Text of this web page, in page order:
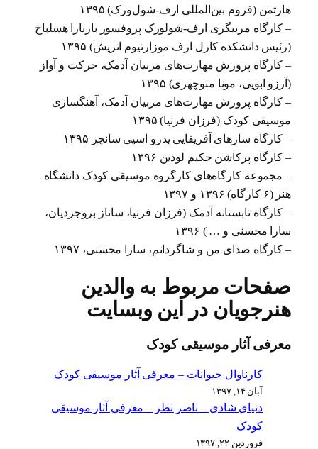
هارتمن (فروم بین‌المللی ارف-شول‌ورک) ۱۳۹۵
– کارگاه مربیگری ارف-شولورک پروفسور باربارا هسلباخ
(رئیس دانشکده کارل ارف موزارتیوم اتریش) ۱۳۹۵
– کارگاه پرورش مهارت‌های مربیان آدمک، حرکت و آواز
(آرزو ابویی، مونا منوچهری) ۱۳۹۵
– کارگاه پرورش مهارت‌های مربیان آدمک، آهنگسازی
موسیقی کودک (فرزان فرنیا) ۱۳۹۵
– کارگاه سازهای آفریقایی پدرو اسپی سانچز ۱۳۹۵
– کارگاه پرکاشن حکیم لودین ۱۳۹۶
– مجموعه کارگاه‌های کارگروه موسیقی کودک دانشگاه
هنر (۶ کارگاه) ۱۳۹۶ و ۱۳۹۷
– کارگاه تابستانه آدمک (فرزان فرنیا، ساناز بروجردیان،
سارا محسنی و … ) ۱۳۹۶
– کارگاه صدای من و شاگردانم، سارا محسنی، ۱۳۹۷
صفحات مربوط به والدین
هنرجویان در این وبسایت
معرفی آثار موسیقی کودک
کارناوال حیوانات – معرفی آثار موسیقی کودک
آبان ۱۴, ۱۳۹۷
دنیای شادی – ناصر نظر – معرفی آثار موسیقی
کودک
فروردین ۲۲, ۱۳۹۷